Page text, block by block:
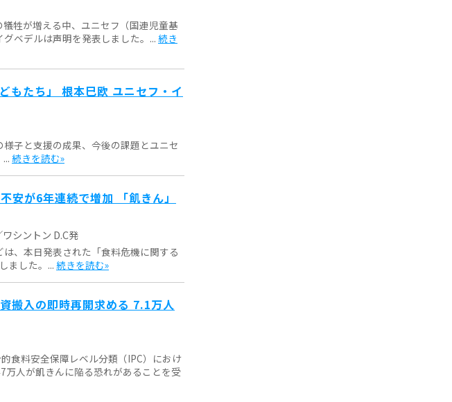
牲が増える中、ユニセフ（国連児童基
ベデルは声明を発表しました。... 続き
もたち」 根本巳欧 ユニセフ・イ
子と支援の成果、今後の課題とユニセ
続きを読む»
安が6年連続で増加 「飢きん」
シントン D.C発
、本日発表された「食料危機に関する
ました。... 続きを読む»
搬入の即時再開求める 7.1万人
食料安全保障レベル分類（IPC）におけ
万人が飢きんに陥る恐れがあることを受